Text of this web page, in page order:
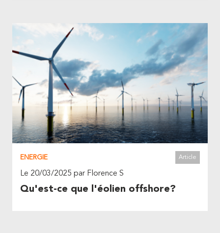
ENERGIE Article
Le 20/03/2025 par Florence S
Qu'est-ce que l'éolien offshore?